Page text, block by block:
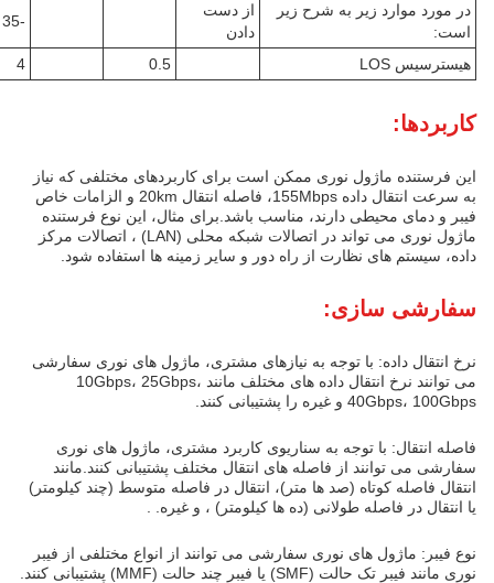
در مورد موارد زیر به شرح زیر
است:
از دست
دادن
-35
هیسترسیس LOS 0.5
4
کاربردها:
این فرستنده ماژول نوری ممکن است برای کاربردهای مختلفی که نیاز
به سرعت انتقال داده 155Mbps، فاصله انتقال 20km و الزامات خاص
فیبر و دمای محیطی دارند، مناسب باشد.برای مثال، این نوع فرستنده
ماژول نوری می تواند در اتصالات شبکه محلی (LAN) ، اتصالات مرکز
داده، سیستم های نظارت از راه دور و سایر زمینه ها استفاده شود.
سفارشی سازی:
نرخ انتقال داده: با توجه به نیازهای مشتری، ماژول های نوری سفارشی
می توانند نرخ انتقال داده های مختلف مانند 10Gbps، 25Gbps،
40Gbps، 100Gbps و غیره را پشتیبانی کنند.
فاصله انتقال: با توجه به سناریوی کاربرد مشتری، ماژول های نوری
سفارشی می توانند از فاصله های انتقال مختلف پشتیبانی کنند.مانند
انتقال فاصله کوتاه (صد ها متر)، انتقال در فاصله متوسط (چند کیلومتر)
یا انتقال در فاصله طولانی (ده ها کیلومتر) ، و غیره. .
نوع فیبر: ماژول های نوری سفارشی می توانند از انواع مختلفی از فیبر
نوری مانند فیبر تک حالت (SMF) یا فیبر چند حالت (MMF) پشتیبانی کنند.